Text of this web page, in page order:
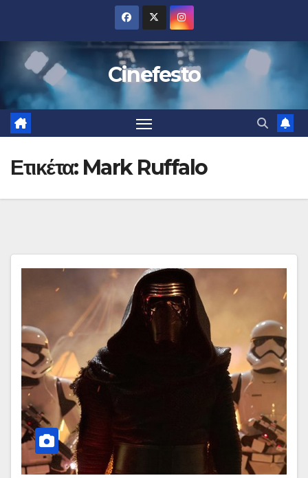
περιεχόμενο
Cinefesto
Ετικέτα: Mark Ruffalo